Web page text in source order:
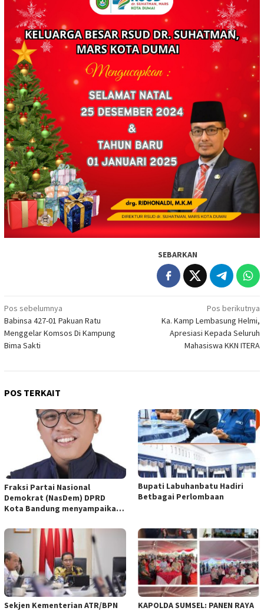
SEBARKAN
Navigasi
pos
Pos sebelumnya
Babinsa 427-01 Pakuan Ratu
Menggelar Komsos Di Kampung
Bima Sakti
Pos berikutnya
Ka. Kamp Lembasung Helmi,
Apresiasi Kepada Seluruh
Mahasiswa KKN ITERA
POS TERKAIT
Fraksi Partai Nasional
Demokrat (NasDem) DPRD
Kota Bandung menyampaikan
empat Rancangan Peraturan
Daerah (Raperda) yang
diajukan Pemerintah Kota
Bandung
Bupati Labuhanbatu Hadiri
Betbagai Perlombaan
Sekjen Kementerian ATR/BPN
KAPOLDA SUMSEL: PANEN RAYA